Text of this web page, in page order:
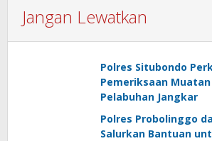
Jangan Lewatkan
Polres Situbondo
Pemeriksaan
Pelabuhan Jangkar
Polres Probolinggo
Salurkan Bantuan